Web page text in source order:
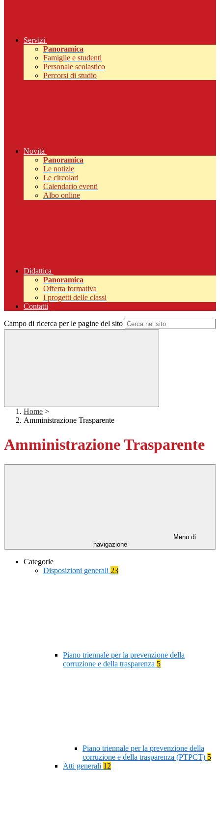
Servizi
Panoramica
Famiglie e studenti
Personale scolastico
Percorsi di studio
Novità
Panoramica
Le notizie
Le circolari
Calendario eventi
Albo online
Didattica
Panoramica
Offerta formativa
I progetti delle classi
Contatti
Campo di ricerca per le pagine del sito
Home >
Amministrazione Trasparente
Amministrazione Trasparente
Menu di
navigazione
Categorie
Disposizioni generali 23
Piano triennale per la prevenzione della
corruzione e della trasparenza 5
Piano triennale per la prevenzione della
corruzione e della trasparenza (PTPCT) 5
Atti generali 12